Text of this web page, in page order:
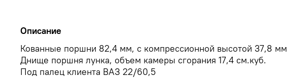
Описание
Кованные поршни 82,4 мм, с компрессионной высотой 37,8 мм
Днище поршня лунка, объем камеры сгорания 17,4 см.куб.
Под палец клиента ВАЗ 22/60,5